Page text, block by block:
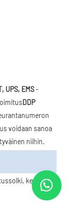
UPS, EMS -
DDP
voidaan sanoa
niihin.